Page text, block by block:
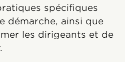
spécifiques
démarche, ainsi que
les dirigeants et de